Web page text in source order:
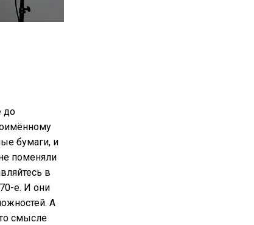
до
бумаги, и
поменяли
в
е. И они
А
смысле